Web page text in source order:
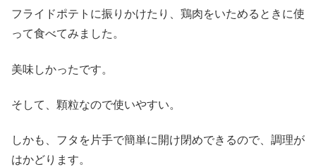
フライドポテトに振りかけたり、鶏肉をいためるときに使
って食べてみました。
美味しかったです。
そして、顆粒なので使いやすい。
しかも、フタを片手で簡単に開け閉めできるので、調理が
はかどります。